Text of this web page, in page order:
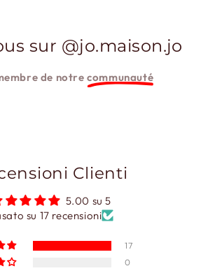
sur @jo.maison.jo
de notrecommunauté
Clienti
5.00 su 5
su 17 recensioni
17
0